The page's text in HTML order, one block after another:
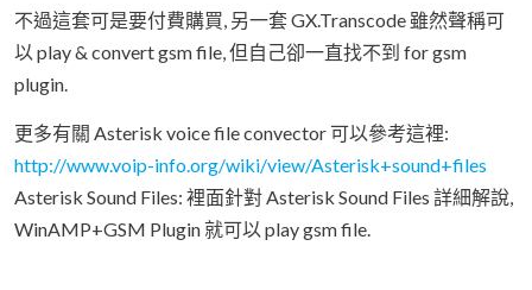
不過這套可是要付費購買, 另一套 GX.Transcode 雖然聲稱可
以 play & convert gsm file, 但自己卻一直找不到 for gsm
plugin.
更多有關 Asterisk voice file convector 可以參考這裡:
http://www.voip-info.org/wiki/view/Asterisk+sound+files
Asterisk Sound Files: 裡面針對 Asterisk Sound Files 詳細解說,
WinAMP+GSM Plugin 就可以 play gsm file.